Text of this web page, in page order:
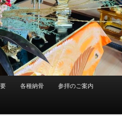
各種納骨 参拝のご案内